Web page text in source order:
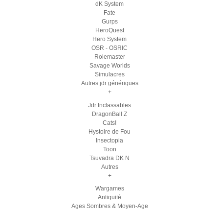
dK System
Fate
Gurps
HeroQuest
Hero System
OSR - OSRIC
Rolemaster
Savage Worlds
Simulacres
Autres jdr génériques
+
Jdr Inclassables
DragonBall Z
Cats!
Hystoire de Fou
Insectopia
Toon
Tsuvadra DK N
Autres
+
Wargames
Antiquité
Ages Sombres & Moyen-Age